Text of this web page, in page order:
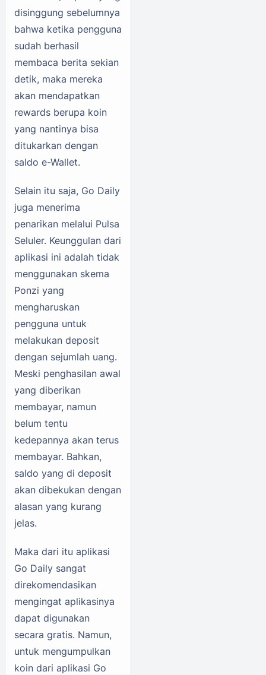
disinggung sebelumnya
bahwa ketika pengguna
sudah berhasil
membaca berita sekian
detik, maka mereka
akan mendapatkan
rewards berupa koin
yang nantinya bisa
ditukarkan dengan
saldo e-Wallet.
Selain itu saja, Go Daily
juga menerima
penarikan melalui Pulsa
Seluler. Keunggulan dari
aplikasi ini adalah tidak
menggunakan skema
Ponzi yang
mengharuskan
pengguna untuk
melakukan deposit
dengan sejumlah uang.
Meski penghasilan awal
yang diberikan
membayar, namun
belum tentu
kedepannya akan terus
membayar. Bahkan,
saldo yang di deposit
akan dibekukan dengan
alasan yang kurang
jelas.
Maka dari itu aplikasi
Go Daily sangat
direkomendasikan
mengingat aplikasinya
dapat digunakan
secara gratis. Namun,
untuk mengumpulkan
koin dari aplikasi Go